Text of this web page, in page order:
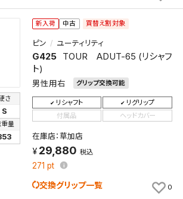
新入荷 中古 買替え割対象
ピン ユーティリティ
G425
TOUR ADUT-65 (リシャフ
ト)
男性用右 グリップ交換可能
さ
S
量
リシャフト
リグリップ
付属品
ヘッドカバー
在庫店：草加店
29,880 税込
271 pt
交換グリップ一覧 0